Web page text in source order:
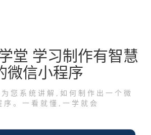
堂 学习制作有智慧
微信小程序
您系统讲解,如何制作出一个微
序。一看就懂,一学就会